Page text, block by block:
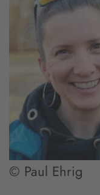
© Paul Ehrig